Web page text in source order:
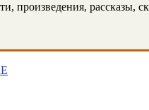
рассказы,